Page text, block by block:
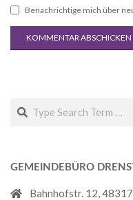
Benachrichtige mich über
GEMEINDEBÜRO
Bahnhofstr. 12,